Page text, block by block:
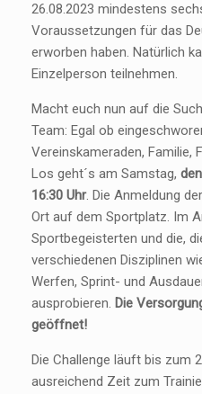
26.08.2023 mindestens
Voraussetzungen für das
erworben haben. Natürlich
Einzelperson teilnehmen.
Macht euch nun auf die
Team: Egal ob
Vereinskameraden, Familie,
Los geht´s am Samstag,
16:30 Uhr. Die Anmeldung
Ort auf dem Sportplatz. Im
Sportbegeisterten und die,
verschiedenen Disziplinen
Werfen, Sprint- und
ausprobieren. Die
geöffnet!
Die Challenge läuft bis zum
ausreichend Zeit zum